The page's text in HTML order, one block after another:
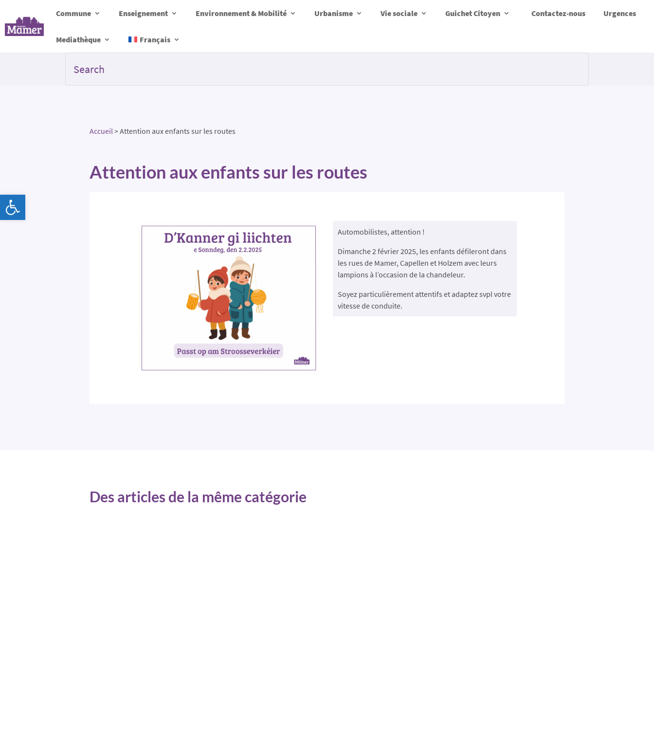
Commune Enseignement Environnement & Mobilité Urbanisme Vie sociale Guichet Citoyen Contactez-nous Urgences
Mediathèque Français
Accueil>Attention aux enfants sur les routes
Attention aux enfants sur les routes
Automobilistes, attention !
Dimanche 2 février 2025, les enfants défileront dans
les rues de Mamer, Capellen et Holzem avec leurs
lampions à l’occasion de la chandeleur.
Soyez particulièrement attentifs et adaptez svpl votre
vitesse de conduite.
Des articles de la même catégorie
Ouvrir la barre d’outils